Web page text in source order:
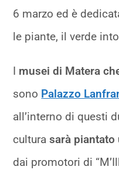
6 marzo ed è
le piante, il verde
I musei di Matera
sono Palazzo
all’interno di questi
culturasarà piantato
dai promotori di